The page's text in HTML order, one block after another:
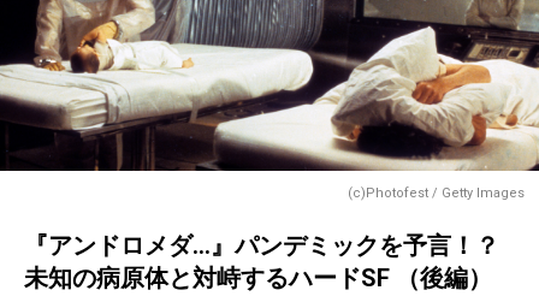
(c)Photofest / Getty Images
『アンドロメダ…』パンデミックを予言！？
未知の病原体と対峙するハードSF （後編）